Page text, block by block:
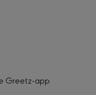
Greetz-app